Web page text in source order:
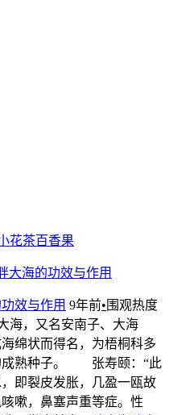
花茶百香果
效与作用 9年前• 围观热度
，又名安南子、大海
绵状而得名，为梧桐科多
成熟种子。 张寿颐：“此
即裂皮发胀，几盈一瓯故
嗽，鼻塞声重等症。性